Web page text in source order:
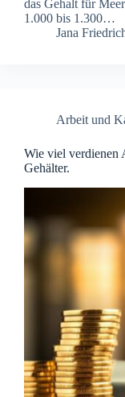
das Gehalt für
1.000 bis 1.300…
Jana
Arbeit und
Wie viel verdienen
Gehälter.